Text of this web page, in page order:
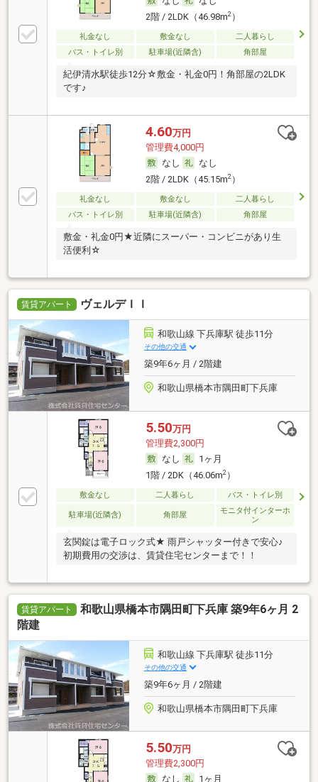
2階 / 2LDK（46.98m2）
礼金なし 敷金なし
二人暮らし
バス・トイレ別
駐車場(近隣含) 角部屋
紀伊清水駅徒歩12分☆敷金・礼金0円！角部屋の2LDK
です♪
4.60万円
管理費4,000円
なし
なし
2階 / 2LDK（45.15m2）
礼金なし 敷金なし
二人暮らし
バス・トイレ別
駐車場(近隣含) 角部屋
敷金・礼金0円★近隣にスーパー・コンビニがあり生
活便利☆
賃貸アパート ヴェルデＩＩ
和歌山線 下兵庫駅 徒歩11分
その他の交通
築9年6ヶ月 / 2階建
和歌山県橋本市隅田町下兵庫
5.50万円
管理費2,300円
なし
1ヶ月
1階 / 2DK（46.06m2）
敷金なし 二人暮らし バス・トイレ別
駐車場(近隣含) 角部屋
モニタ付インターホ
ン
玄関錠は電子ロック式★ 雨戸シャッター付きで安心♪
初期費用の交渉は、賃貸住宅センターまで！！
賃貸アパート
和歌山県橋本市隅田町下兵庫 築9年6ヶ月 2
階建
和歌山線 下兵庫駅 徒歩11分
その他の交通
築9年6ヶ月 / 2階建
和歌山県橋本市隅田町下兵庫
5.50万円
管理費2,300円
なし
1ヶ月